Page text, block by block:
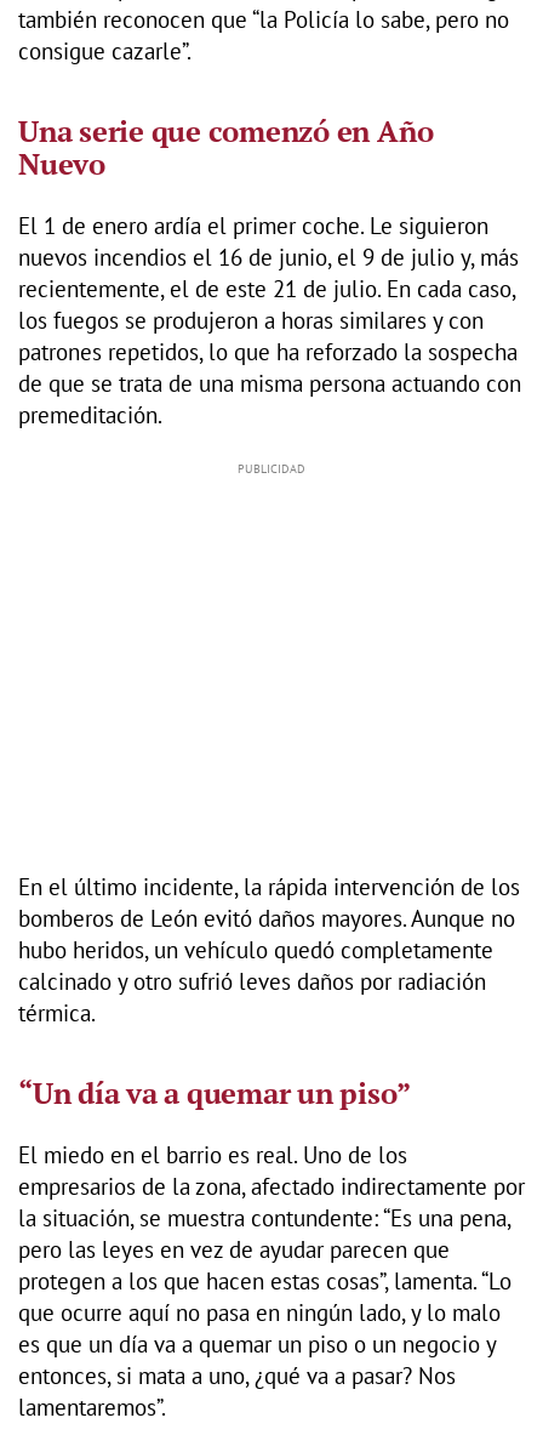
también reconocen que “la Policía lo sabe, pero no
consigue cazarle”.
Una serie que comenzó en Año
Nuevo
El 1 de enero ardía el primer coche. Le siguieron
nuevos incendios el 16 de junio, el 9 de julio y, más
recientemente, el de este 21 de julio. En cada caso,
los fuegos se produjeron a horas similares y con
patrones repetidos, lo que ha reforzado la sospecha
de que se trata de una misma persona actuando con
premeditación.
En el último incidente, la rápida intervención de los
bomberos de León evitó daños mayores. Aunque no
hubo heridos, un vehículo quedó completamente
calcinado y otro sufrió leves daños por radiación
térmica.
“Un día va a quemar un piso”
El miedo en el barrio es real. Uno de los
empresarios de la zona, afectado indirectamente por
la situación, se muestra contundente: “Es una pena,
pero las leyes en vez de ayudar parecen que
protegen a los que hacen estas cosas”, lamenta. “Lo
que ocurre aquí no pasa en ningún lado, y lo malo
es que un día va a quemar un piso o un negocio y
entonces, si mata a uno, ¿qué va a pasar? Nos
lamentaremos”.